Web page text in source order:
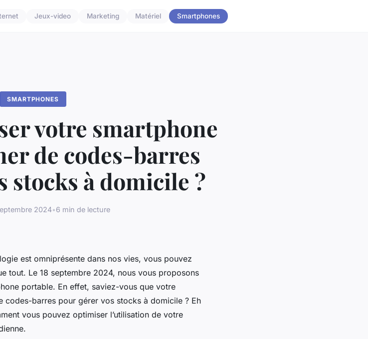
Jeux-video Marketing Matériel Smartphones
SMARTPHONES
votre smartphone
de codes-barres
stocks à domicile ?
2024•6 min de lecture
est omniprésente dans nos vies, vous pouvez
tout. Le 18 septembre 2024, nous vous proposons
portable. En effet, saviez-vous que votre
codes-barres pour gérer vos stocks à domicile ? Eh
vous pouvez optimiser l’utilisation de votre